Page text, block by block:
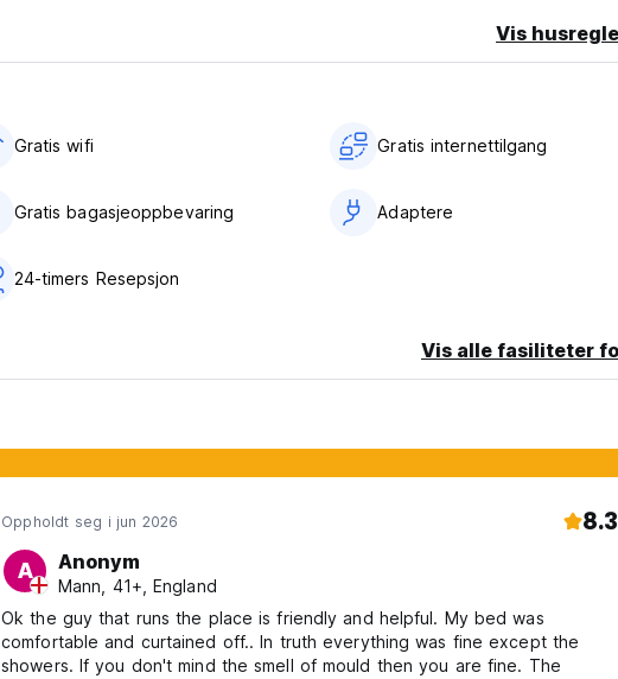
Vis
Gratis wifi‎ Gratis internettilgang
Gratis bagasjeoppbevaring Adaptere
24-timers Resepsjon
Vis alle fasiliteter
Oppholdt seg i jun 2026 8.3
A Anonym
Mann, 41+, England
Ok the guy that runs the place is friendly and helpful. My bed was
comfortable and curtained off.. In truth everything was fine except the
showers. If you don't mind the smell of mould then you are fine. The